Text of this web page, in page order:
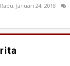
Rabu, Januari 24, 2018